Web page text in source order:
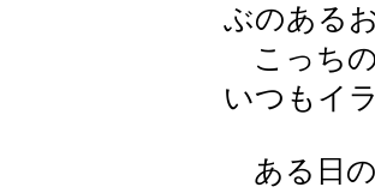
ぶのある
こっちの
いつもイ
ある日の